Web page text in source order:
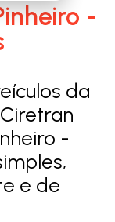
-
da
-
e de